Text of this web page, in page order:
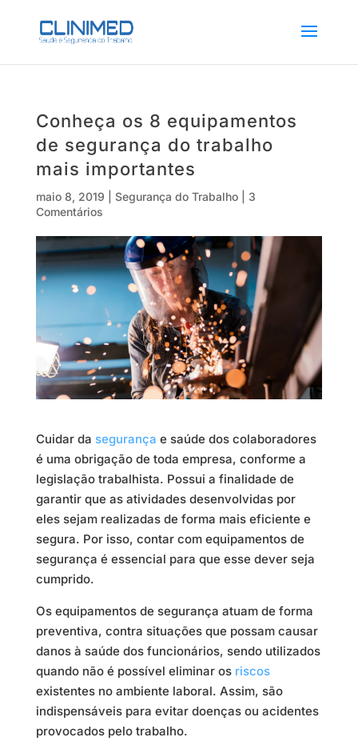
Conheça os 8 equipamentos
de segurança do trabalho
mais importantes
maio 8, 2019 Segurança do Trabalho| 3
Comentários
Cuidar da segurança e saúde dos colaboradores
é uma obrigação de toda empresa, conforme a
legislação trabalhista. Possui a finalidade de
garantir que as atividades desenvolvidas por
eles sejam realizadas de forma mais eficiente e
segura. Por isso, contar com equipamentos de
segurança é essencial para que esse dever seja
cumprido.
Os equipamentos de segurança atuam de forma
preventiva, contra situações que possam causar
danos à saúde dos funcionários, sendo utilizados
quando não é possível eliminar os riscos
existentes no ambiente laboral. Assim, são
indispensáveis para evitar doenças ou acidentes
provocados pelo trabalho.